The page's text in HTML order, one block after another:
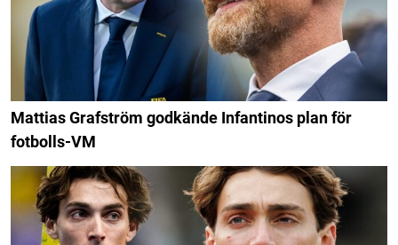
Mattias Grafström godkände Infantinos plan för
fotbolls-VM